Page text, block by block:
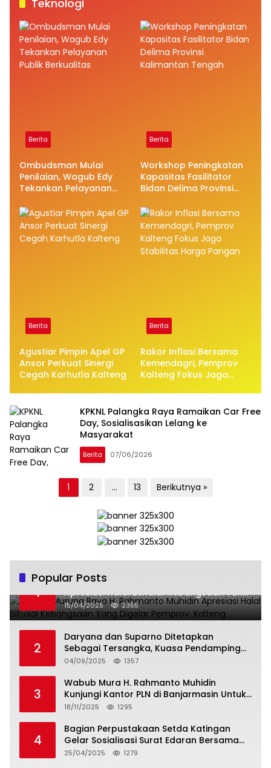
Teknologi
Berita
Ombudsman Mulai
Penilaian, Wagub Edy
Tekankan Pelayanan
Berita
Workshop Peningkatan
Kapasitas Fasilitator
Bidan Delima Provinsi
Berita
Agustiar Pimpin Apel GP
Ansor Perkuat Sinergi
Cegah Karhutla Kalteng
Berita
Rakor Inflasi Bersama
Kemendagri, Pemprov
Kalteng Fokus Jaga
KPKNL Palangka Raya Ramaikan Car Free
Day, Sosialisasikan Lelang ke
Masyarakat
Berita 07/06/2026
1 2 … 13 Berikutnya »
Popular Posts
1
Wabup Murung Raya H. Rahmanto Muhidin
Apresiasi Halal Bilhalal Kebangsaan Yang
Digelar Pemprov. Kalteng
15/04/2025 2355
2
Daryana dan Suparno Ditetapkan
Sebagai Tersangka, Kuasa Pendamping
Men Gumpul: “Ini Diskriminasi Hukum, Kami
04/09/2025 1357
3
Wabub Mura H. Rahmanto Muhidin
Kunjungi Kantor PLN di Banjarmasin Untuk
Usulkan Program Listrik Desa Tahun 2026
18/11/2025 1295
4
Bagian Perpustakaan Setda Katingan
Gelar Sosialisasi Surat Edaran Bersama
Tentang Budaya Literasi Membaca
25/04/2025 1279